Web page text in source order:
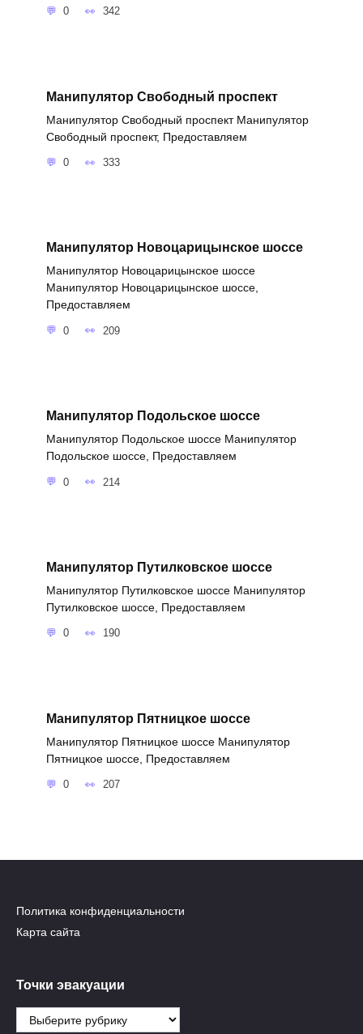
0 342
Манипулятор Свободный проспект
Манипулятор Свободный проспект Манипулятор
Свободный проспект, Предоставляем
0 333
Манипулятор Новоцарицынское шоссе
Манипулятор Новоцарицынское шоссе
Манипулятор Новоцарицынское шоссе,
Предоставляем
0 209
Манипулятор Подольское шоссе
Манипулятор Подольское шоссе Манипулятор
Подольское шоссе, Предоставляем
0 214
Манипулятор Путилковское шоссе
Манипулятор Путилковское шоссе Манипулятор
Путилковское шоссе, Предоставляем
0 190
Манипулятор Пятницкое шоссе
Манипулятор Пятницкое шоссе Манипулятор
Пятницкое шоссе, Предоставляем
0 207
Политика конфиденциальности
Карта сайта
Точки эвакуации
Точки